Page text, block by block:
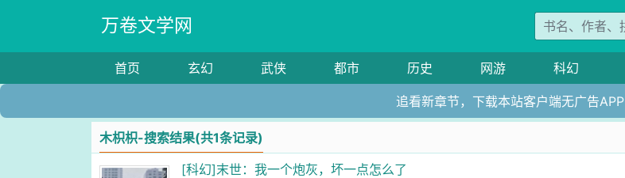
万卷文学网
首页 玄幻 武侠 都市 历史 网游 科幻
追看新章节，下载本站客户端无广告APP
木枳枳-搜索结果(共1条记录)
[科幻]末世：我一个炮灰，坏一点怎么了